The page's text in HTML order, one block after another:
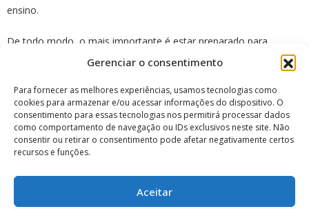
Gerenciar o consentimento
Para fornecer as melhores experiências, usamos tecnologias como
cookies para armazenar e/ou acessar informações do dispositivo. O
consentimento para essas tecnologias nos permitirá processar dados
como comportamento de navegação ou IDs exclusivos neste site. Não
consentir ou retirar o consentimento pode afetar negativamente certos
recursos e funções.
Aceitar
ensino.
De todo modo, o mais importante é estar preparado para
aproveitar, o quanto antes, essa oportunidade de adquirir
experiência prática, aumentar as chances de empregabilidade e
construir uma rede de contatos valiosa.
Se você está buscando um curso técnico que abra as portas do
mercado de trabalho através de estágios e posteriormente com
a sua contratação, não perca tempo e
dos cursos do colégio lapa!